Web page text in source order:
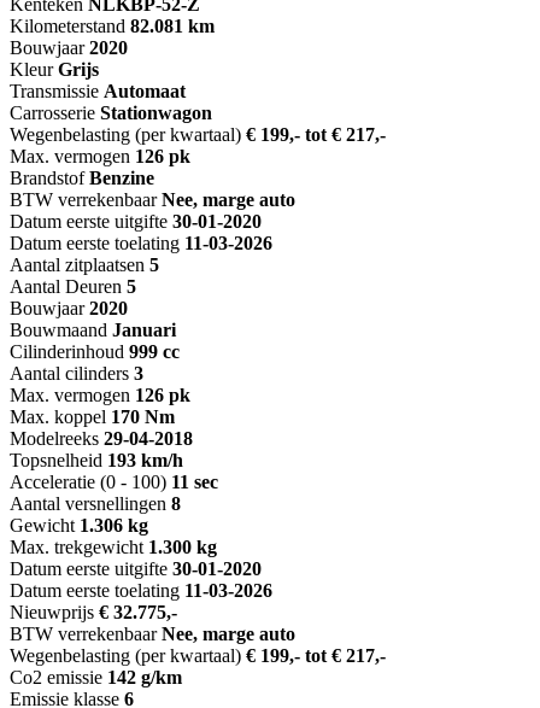
Kilometerstand 82.081 km
Bouwjaar 2020
Kleur Grijs
Transmissie Automaat
Carrosserie Stationwagon
Wegenbelasting (per kwartaal) € 199,- tot € 217,-
Max. vermogen 126 pk
Brandstof Benzine
BTW verrekenbaar Nee, marge auto
Datum eerste uitgifte 30-01-2020
Datum eerste toelating 11-03-2026
Aantal zitplaatsen 5
Aantal Deuren 5
Bouwjaar 2020
Bouwmaand Januari
Cilinderinhoud 999 cc
Aantal cilinders 3
Max. vermogen 126 pk
Max. koppel 170 Nm
Modelreeks 29-04-2018
Topsnelheid 193 km/h
Acceleratie (0 - 100) 11 sec
Aantal versnellingen 8
Gewicht 1.306 kg
Max. trekgewicht 1.300 kg
Datum eerste uitgifte 30-01-2020
Datum eerste toelating 11-03-2026
Nieuwprijs € 32.775,-
BTW verrekenbaar Nee, marge auto
Wegenbelasting (per kwartaal) € 199,- tot € 217,-
Co2 emissie 142 g/km
Emissie klasse 6